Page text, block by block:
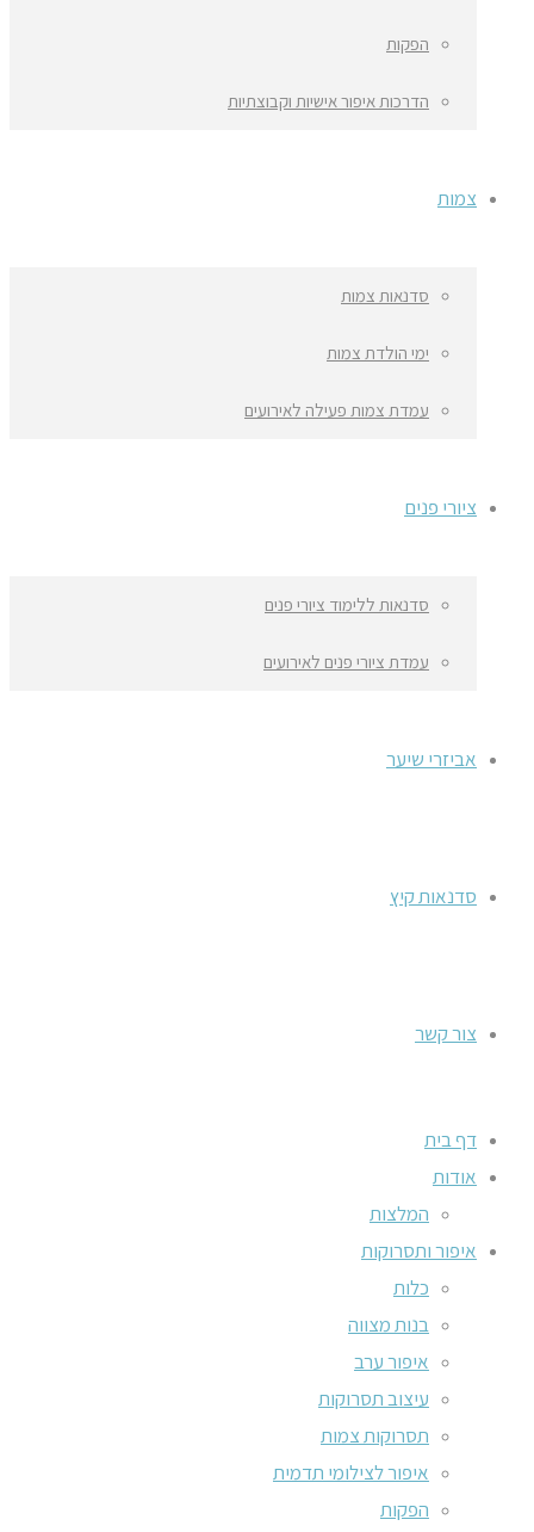
הפקות
הדרכות איפור אישיות וקבוצתיות
צמות
סדנאות צמות
ימי הולדת צמות
עמדת צמות פעילה לאירועים
ציורי פנים
סדנאות ללימוד ציורי פנים
עמדת ציורי פנים לאירועים
אביזרי שיער
סדנאות קיץ
צור קשר
דף בית
אודות
המלצות
איפור ותסרוקות
כלות
בנות מצווה
איפור ערב
עיצוב תסרוקות
תסרוקות צמות
איפור לצילומי תדמית
הפקות